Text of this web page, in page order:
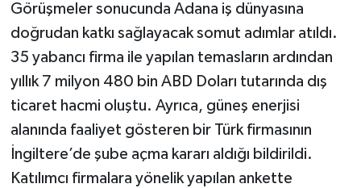
Görüşmeler sonucunda Adana iş dünyasına
doğrudan katkı sağlayacak somut adımlar atıldı.
35 yabancı firma ile yapılan temasların ardından
yıllık 7 milyon 480 bin ABD Doları tutarında dış
ticaret hacmi oluştu. Ayrıca, güneş enerjisi
alanında faaliyet gösteren bir Türk firmasının
İngiltere’de şube açma kararı aldığı bildirildi.
Katılımcı firmalara yönelik yapılan ankette